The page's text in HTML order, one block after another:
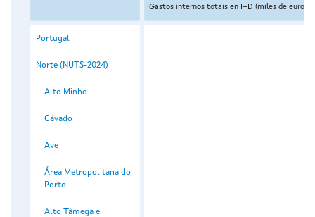
Gastos internos totais en I+D (miles de euros
Portugal
Norte (NUTS-2024)
Alto Minho
Cávado
Ave
Área Metropolitana do
Porto
Alto Tâmega e